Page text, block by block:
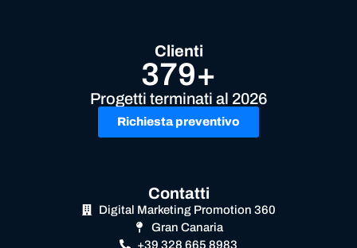
Clienti
379+
Progetti terminati al 2026
Richiesta preventivo
Contatti
Digital Marketing Promotion 360
Gran Canaria
+39 328 665 8983